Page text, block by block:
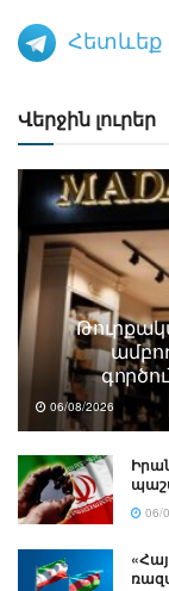
Հետևեք
Վերջին լուրեր
06/08/2026
06/